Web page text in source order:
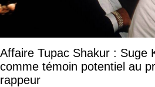
Affaire Tupac Shakur : Suge
comme témoin potentiel au
rappeur